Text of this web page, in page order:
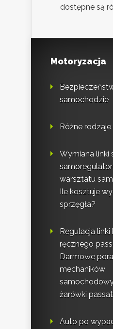
dostępne są
Motoryzacja
samochodzie
Różne
Wymiana linki
warsztatu
Ile kosztuje
sprzęgła?
Regulacja
ręcznego
Darmowe
mechaników
żarówki
Auto po